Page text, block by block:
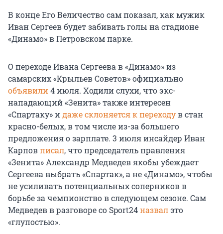
В конце Его Величество сам показал, как мужик
Иван Сергеев будет забивать голы на стадионе
«Динамо» в Петровском парке.
О переходе Ивана Сергеева в «Динамо» из
самарских «Крыльев Советов» официально
объявили4 июля. Ходили слухи, что экс-
нападающий «Зенита» также интересен
«Спартаку» идаже склоняется к переходув стан
красно-белых, в том числе из-за большего
предложения о зарплате. 3 июля инсайдер Иван
Карповписал, что председатель правления
«Зенита» Александр Медведев якобы убеждает
Сергеева выбрать «Спартак», а не «Динамо», чтобы
не усиливать потенциальных соперников в
борьбе за чемпионство в следующем сезоне. Сам
Медведев в разговоре со Sport24назвалэто
«глупостью».